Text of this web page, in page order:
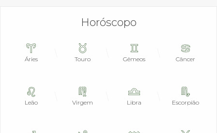
Horóscopo
Áries Touro Gêmeos Câncer
Leão Virgem Libra Escorpião